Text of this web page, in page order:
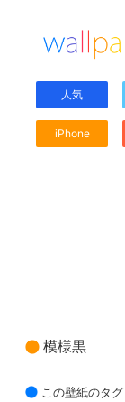
人気
iPhone
模様黒
この壁紙のタグ